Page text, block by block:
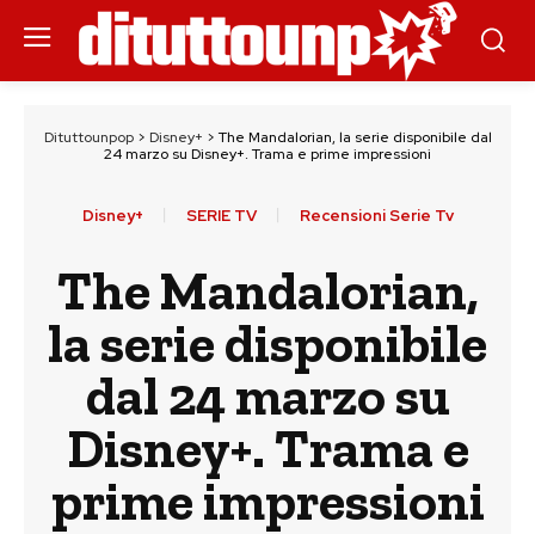
Dituttounpop> Disney+ > The Mandalorian, la serie disponibile dal
24 marzo su Disney+. Trama e prime impressioni
Disney+ SERIE TV Recensioni Serie Tv
The Mandalorian,
la serie disponibile
dal 24 marzo su
Disney+. Trama e
prime impressioni